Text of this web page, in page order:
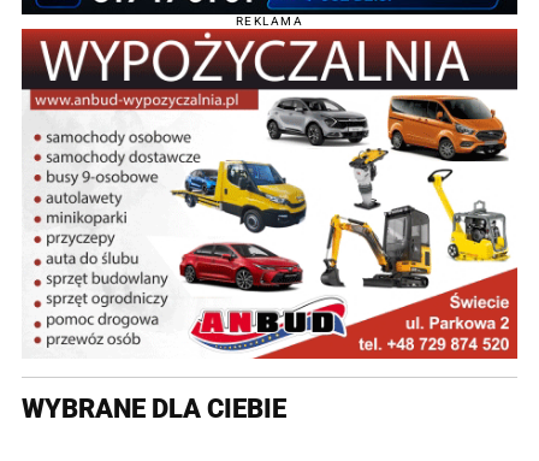
REKLAMA
WYBRANE DLA CIEBIE